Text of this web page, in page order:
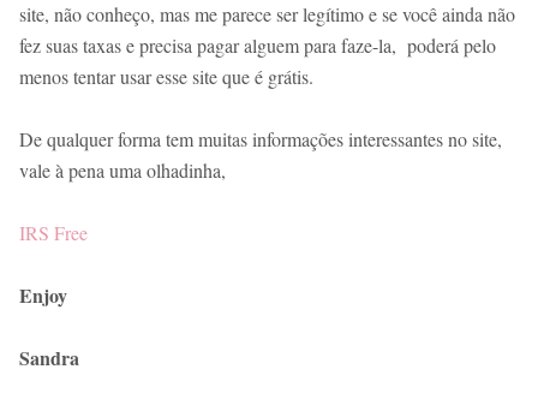
site, não conheço, mas me parece ser legítimo e se você ainda não
fez suas taxas e precisa pagar alguem para faze-la, poderá pelo
menos tentar usar esse site que é grátis.
De qualquer forma tem muitas informações interessantes no site,
vale à pena uma olhadinha,
IRS Free
Enjoy
Sandra